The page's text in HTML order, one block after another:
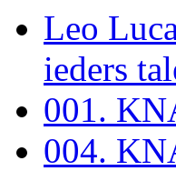
Leo
ieders
001.
004.